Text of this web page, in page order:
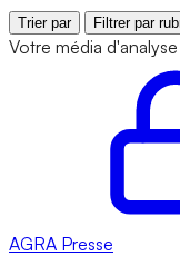
Trier par Filtrer par
Votre média
AGRA Presse